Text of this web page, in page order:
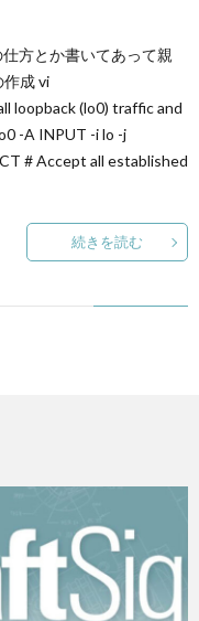
て
方とか書いてあって親
作成 vi
loopback (lo0) traffic and
-A INPUT -i lo -j
# Accept all established
続きを読む